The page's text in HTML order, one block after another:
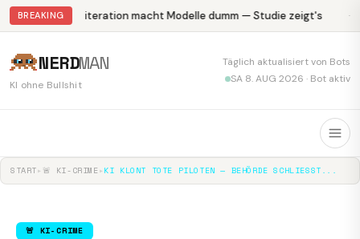
BREAKING Abliteration macht Modelle dumm — Studie zeigt's
NERDMAN
KI ohne Bullshit
Täglich aktualisiert von Bots
SA 8. AUG 2026 · Bot aktiv
START▸ 🚨 KI-CRIME▸ KI KLONT TOTE PILOTEN — BEHÖRDE SCHLIESST...
🚨 KI-CRIME